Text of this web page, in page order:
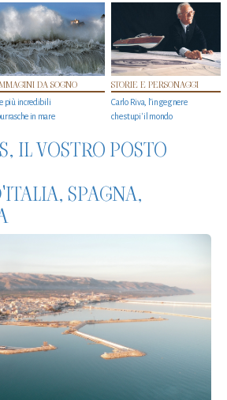
DA SOGNO
più incredibili
in mare
STORIE E PERSONAGGI
Carlo Riva, l’ingegnere
che stupi' il mondo
IL VOSTRO POSTO
SPAGNA,